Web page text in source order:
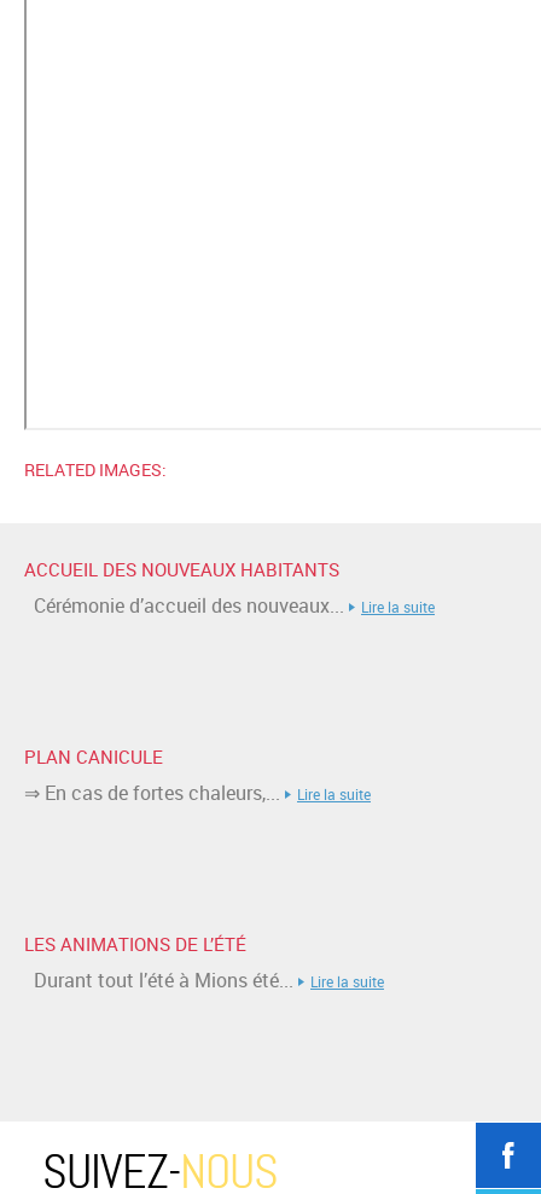
RELATED IMAGES:
ACCUEIL DES NOUVEAUX HABITANTS
Cérémonie d’accueil des nouveaux... Lire la suite
PLAN CANICULE
⇒ En cas de fortes chaleurs,... Lire la suite
LES ANIMATIONS DE L’ÉTÉ
Durant tout l’été à Mions été... Lire la suite
SUIVEZ-NOUS